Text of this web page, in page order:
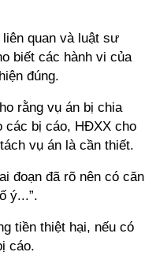
quan và luật sư
biết các hành vi của
đúng.
rằng vụ án bị chia
các bị cáo, HĐXX cho
vụ án là cần thiết.
đoạn đã rõ nên có căn
ý...”.
tiền thiệt hại, nếu có
cáo.